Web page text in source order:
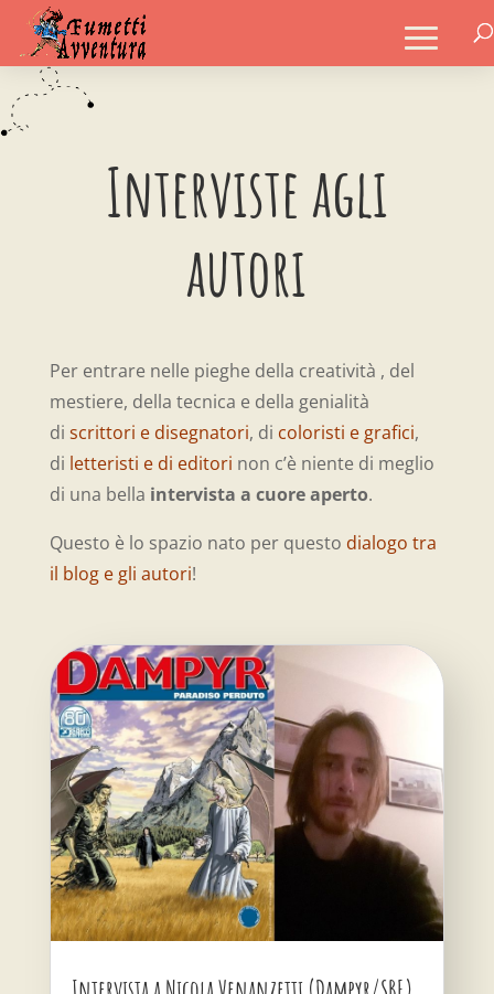
Interviste agli
autori
Per entrare nelle pieghe della creatività , del
mestiere, della tecnica e della genialità
di scrittori e disegnatori, di coloristi e grafici,
di letteristi e di editori non c’è niente di meglio
di una bella intervista a cuore aperto.
Questo è lo spazio nato per questo dialogo tra
il blog e gli autori!